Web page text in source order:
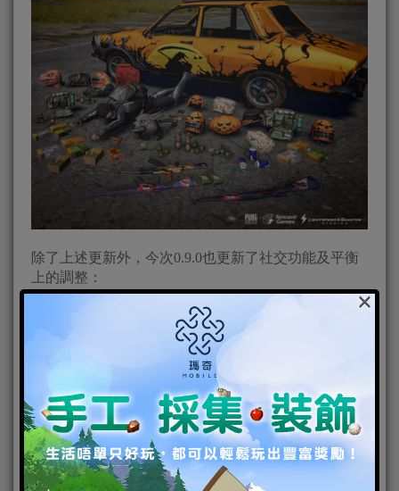
除了上述更新外，今次0.9.0也更新了社交功能及平衡
上的調整：
●優化比賽配對 ─ 改善配對玩家的時間及優先配對使
●觀眾模式 ─ 玩家現在可以觀看對手比賽直至完結為
●戰隊挑戰 ─ 現在戰隊只可以有最多6個玩家，以戰隊
方式可以報名參加資格賽、團隊賽及最終決賽以獲得
獨特獎勵。
●新武器及載具 ─ QBU DMR rifle及Rony貨車將會出現
於雨林地帶(Sanhok)
●優化遊戲表現 ─ 延遲(lag)、無故停止遊戲及遊戲載入
×